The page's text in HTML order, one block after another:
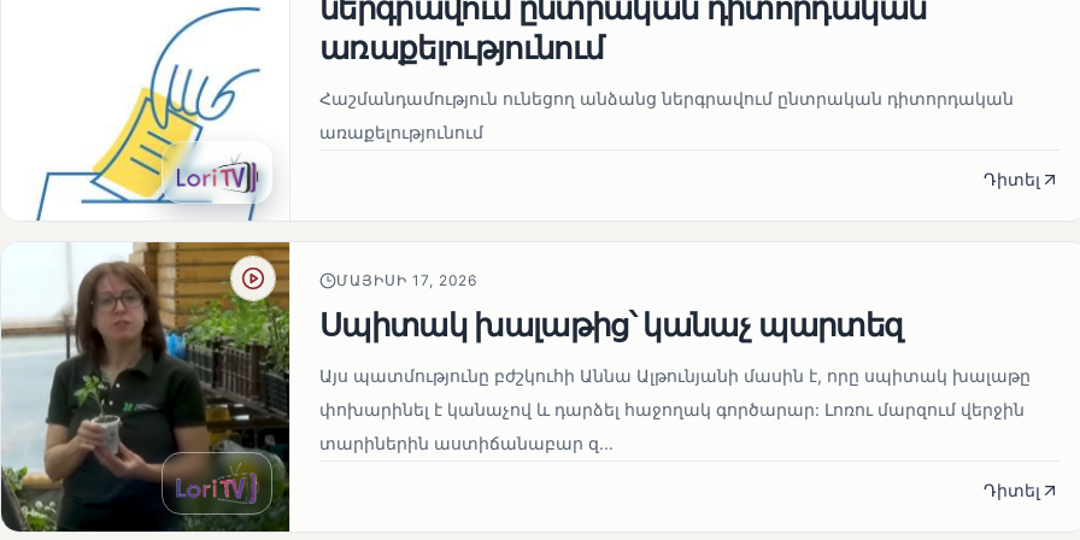
առաքելությունում
Հաշմանդամություն ունեցող անձանց ներգրավում ընտրական դիտորդական
առաքելությունում
Դիտել
ՄԱՅԻՍԻ 17, 2026
Սպիտակ խալաթից՝ կանաչ պարտեզ
Այս պատմությունը բժշկուհի Աննա Ալթունյանի մասին է, որը սպիտակ խալաթը
փոխարինել է կանաչով և դարձել հաջողակ գործարար: Լոռու մարզում վերջին
տարիներին աստիճանաբար զ...
Դիտել